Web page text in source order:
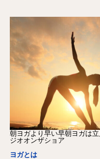
朝ヨガより早い早朝ヨガは
ジオオンザショア
ヨガとは